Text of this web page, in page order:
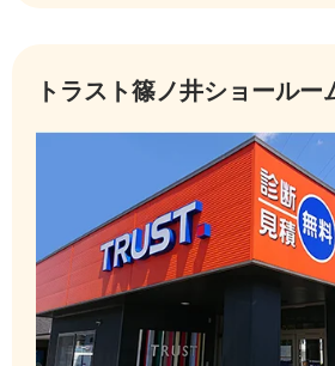
トラスト篠ノ井ショールー